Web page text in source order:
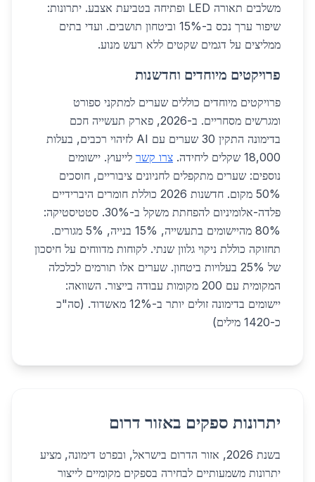
משלבים תאורה LED ופתיחה בטביעת אצבע. יתרונות:
שיפור ערך נכס ב-15% וביטחון תושבים. ועדי בתים
ממליצים על דגמים שקטים ללא רעש מנוע.
פרויקטים מיוחדים וחדשנות
פרויקטים מיוחדים כוללים שערים למתקני ספורט
ומגרשים מסחריים. ב-2026, פארק תעשייה חכם
בדימונה התקין 30 שערים עם AI לזיהוי רכבים, בעלות
18,000 שקלים ליחידה.
צרו קשר לייעוץ. יישומים
נוספים: שערים מתקפלים לחניונים ציבוריים, חוסכים
50% מקום. חדשנות 2026 כוללת חומרים היברידיים
פלדה-אלומיניום להפחתת משקל ב-30%. סטטיסטיקה:
80% מהיישומים בתעשייה, 15% בנייה, 5% מגורים.
תחזוקה כוללת ניקוי גלוון שנתי. לקוחות מדווחים על חיסכון
של 25% בעלויות ביטחון. שערים אלו תורמים לכלכלה
המקומית עם 200 מקומות עבודה בייצור. השוואה:
יישומים בדימונה זולים יותר ב-12% מאשדוד. (סה"כ
כ-1420 מילים)
יתרונות ספקים באזור דרום
בשנת 2026, אזור הדרום בישראל, ובפרט דימונה, מציע
יתרונות משמעותיים לבחירה בספקים מקומיים לייצור